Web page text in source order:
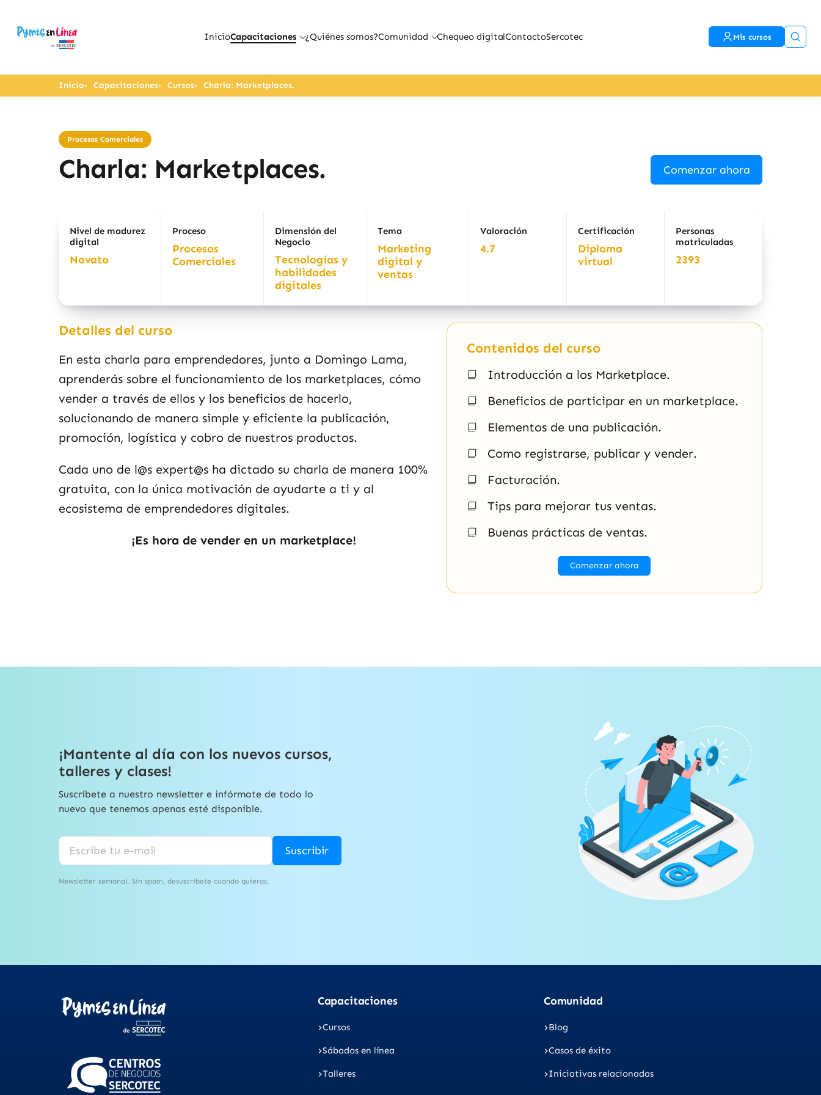
InicioCapacitaciones ¿Quiénes somos?Comunidad Chequeo digitalContactoSercotec Mis cursos
Inicio Capacitaciones Cursos Charla: Marketplaces.
Procesos Comerciales
Charla: Marketplaces. Comenzar ahora
Nivel de madurez
digital
Novato
Proceso
Procesos
Comerciales
Dimensión del
Negocio
Tecnologías y
habilidades
digitales
Tema
Marketing
digital y
ventas
Valoración
4.7
Certificación
Diploma
virtual
Personas
matriculadas
2393
Detalles del curso
En esta charla para emprendedores, junto a Domingo Lama,
aprenderás sobre el funcionamiento de los marketplaces, cómo
vender a través de ellos y los beneficios de hacerlo,
solucionando de manera simple y eficiente la publicación,
promoción, logística y cobro de nuestros productos.
Cada uno de l@s expert@s ha dictado su charla de manera 100%
gratuita, con la única motivación de ayudarte a ti y al
ecosistema de emprendedores digitales.
¡Es hora de vender en un marketplace!
Contenidos del curso
Introducción a los Marketplace.
Beneficios de participar en un marketplace.
Elementos de una publicación.
Como registrarse, publicar y vender.
Facturación.
Tips para mejorar tus ventas.
Buenas prácticas de ventas.
Comenzar ahora
¡Mantente al día con los nuevos cursos,
talleres y clases!
Suscríbete a nuestro newsletter e infórmate de todo lo
nuevo que tenemos apenas esté disponible.
Newsletter semanal. Sin spam, desuscríbete cuando quieras.
Suscribir
Capacitaciones
Cursos
Sábados en línea
Talleres
Comunidad
Blog
Casos de éxito
Iniciativas relacionadas